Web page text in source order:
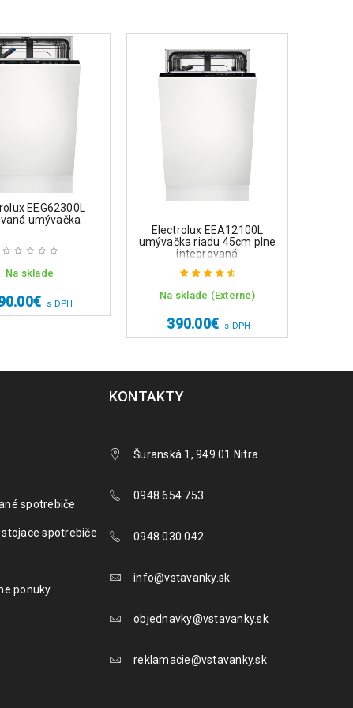
EEG62300L
umývačka
Na sklade
€ s DPH
Electrolux EEA12100L
umývačka riadu 45cm plne
integrovaná
Hodnotenie
Na sklade (Externe)
390.00€ s DPH
spotrebiče
spotrebiče
ponuky
KONTAKTY
Šuranská 1, 949 01 Nitra
0948 654 753
0948 030 042
info@vstavanky.sk
objednavky@vstavanky.sk
reklamacie@vstavanky.sk